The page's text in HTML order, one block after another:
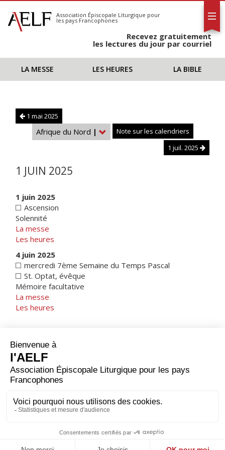
S'abonner
Calendrier
Association Épiscopale Liturgique pour
les pays Francophones
Recevez gratuitement
les lectures du jour par courriel
LA MESSE LES HEURES LA BIBLE
1 mai 2025
Afrique du Nord |
Note sur les calendriers
1 juil. 2025
1 JUIN 2025
1 juin 2025
Ascension
Solennité
La messe
Les heures
4 juin 2025
mercredi 7ème Semaine du Temps Pascal
St. Optat, évêque
Mémoire facultative
La messe
Les heures
Afrique du Nord
1 juil. 2025